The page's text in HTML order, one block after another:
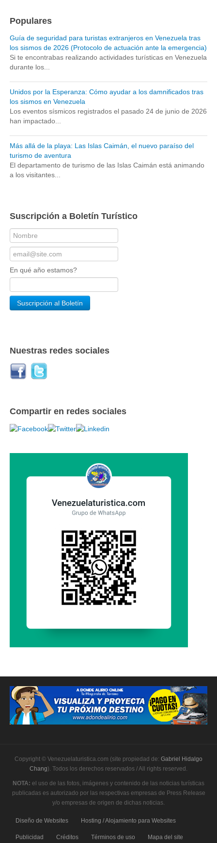
Populares
Guía de seguridad para turistas extranjeros en Venezuela tras
los sismos de 2026 (Protocolo de actuación ante la emergencia)
Si te encontrabas realizando actividades turísticas en Venezuela
durante los...
Unidos por la Esperanza: Cómo ayudar a los damnificados tras
los sismos en Venezuela
Los eventos sísmicos registrados el pasado 24 de junio de 2026
han impactado...
Más allá de la playa: Las Islas Caimán, el nuevo paraíso del
turismo de aventura
El departamento de turismo de las Islas Caimán está animando
a los visitantes...
Suscripción a Boletín Turístico
En qué año estamos?
Nuestras redes sociales
Compartir en redes sociales
Copyright © Venezuelaturistica.com (site propiedad de: Gabriel Hidalgo
Chang). Todos los derechos reservados / All rights reserved.
NOTA: el uso de las fotos, imágenes y contenido de las noticias turísticas
publicadas es autorizado por las respectivas empresas de Press Release
y/o empresas de origen de dichas noticias.
Diseño de Websites Hosting / Alojamiento para Websites
Publicidad Créditos Términos de uso Mapa del site